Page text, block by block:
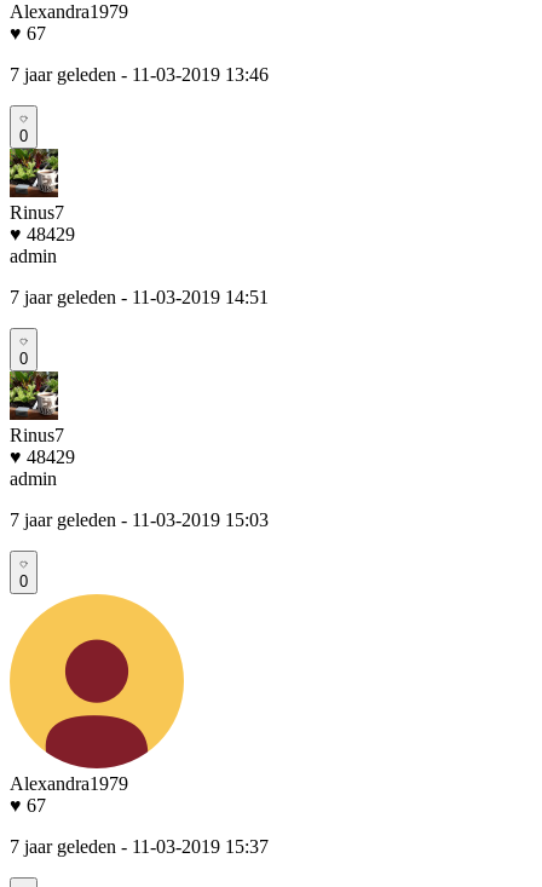
Alexandra1979
♥ 67
7 jaar geleden - 11-03-2019 13:46
0
Rinus7
♥ 48429
admin
7 jaar geleden - 11-03-2019 14:51
0
Rinus7
♥ 48429
admin
7 jaar geleden - 11-03-2019 15:03
0
Alexandra1979
♥ 67
7 jaar geleden - 11-03-2019 15:37